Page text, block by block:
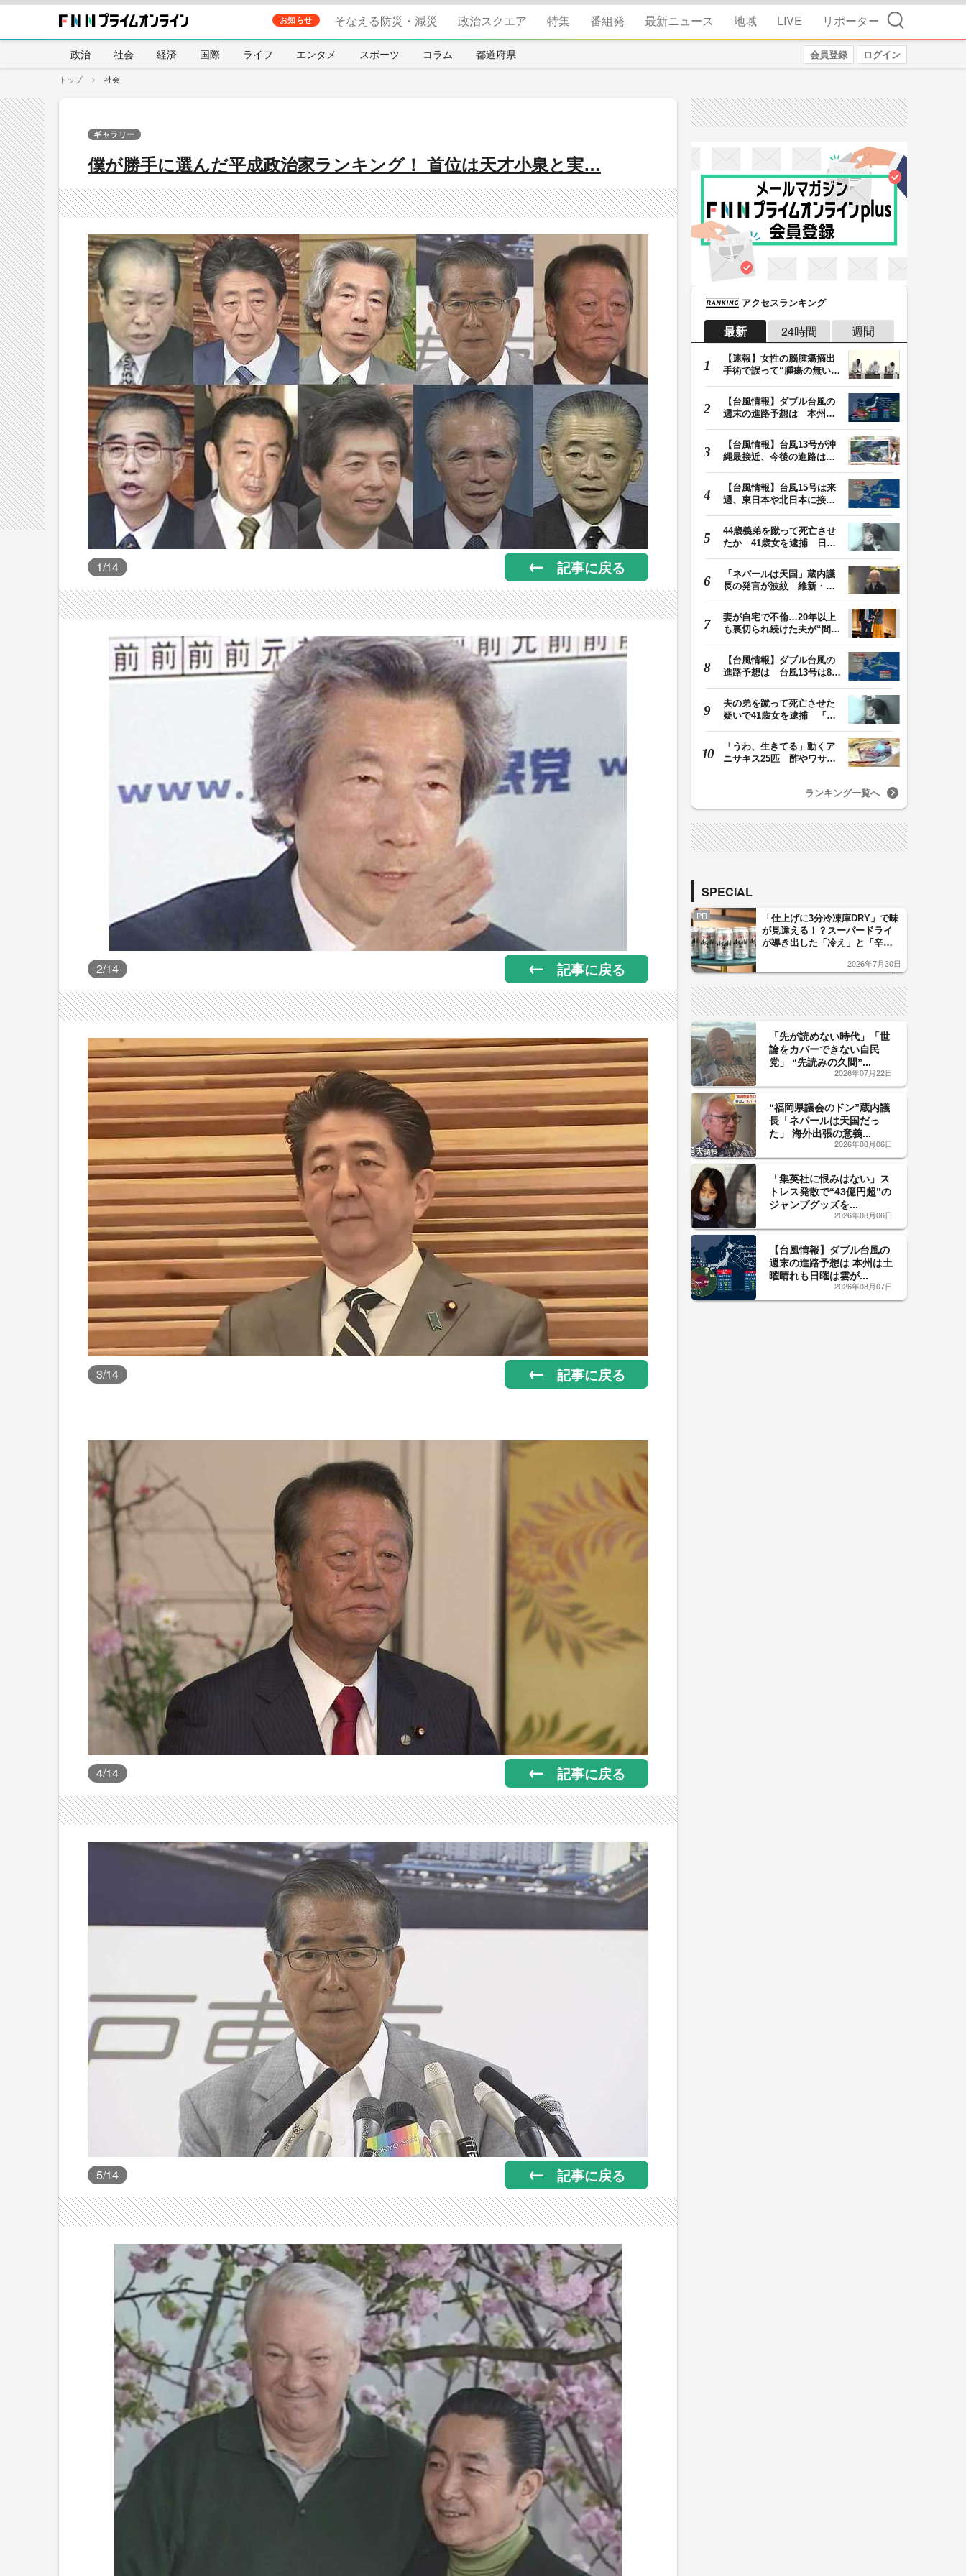
お知らせ そなえる防災・減災 政治スクエア 特集 番組発 最新ニュース 地域 LIVE リポーター 検索
政治 社会 経済 国際 ライフ エンタメ スポーツ コラム 都道府県 会員登録 ログイン
トップ 社会
僕が勝手に選んだ平成政治家ランキング！ 首位は天才小泉と実…
ギャラリー
1/14 記事に戻る
2/14 記事に戻る
3/14 記事に戻る
4/14 記事に戻る
5/14 記事に戻る
アクセスランキング
最新 24時間 週間
【速報】女性の脳腫瘍摘出
手術で誤って“腫瘍の無い部
【台風情報】ダブル台風の
週末の進路予想は 本州は
【台風情報】台風13号が沖
縄最接近、今後の進路は？
【台風情報】台風15号は来
週、東日本や北日本に接近
44歳義弟を蹴って死亡させ
たか 41歳女を逮捕 日頃
「ネパールは天国」蔵内議
長の発言が波紋 維新・吉
妻が自宅で不倫…20年以上
も裏切られ続けた夫が“間
【台風情報】ダブル台風の
進路予想は 台風13号は8日
夫の弟を蹴って死亡させた
疑いで41歳女を逮捕 「生
「うわ、生きてる」動くア
ニサキス25匹 酢やワサビ
ランキング一覧へ
SPECIAL
PR
「仕上げに3分冷凍庫DRY」で味
が見違える！？スーパードライ
が導き出した「冷え」と「辛
した「辛口カーブ」が飲み頃の
2026年7月30日
「先が読めない時代」「世
論をカバーできない自民
党」 “先読みの久間”...
2026年07月22日
“福岡県議会のドン”蔵内議
長「ネパールは天国だっ
た」 海外出張の意義...
2026年08月06日
「集英社に恨みはない」ス
トレス発散で“43億円超”の
ジャンプグッズを...
2026年08月06日
【台風情報】ダブル台風の
週末の進路予想は 本州は土
曜晴れも日曜は雲が...
2026年08月07日